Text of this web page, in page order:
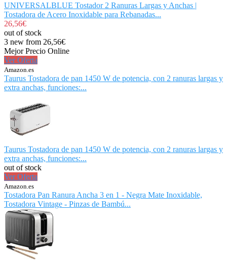
UNIVERSALBLUE Tostador 2 Ranuras Largas y Anchas |
Tostadora de Acero Inoxidable para Rebanadas...
26,56€
out of stock
3 new from 26,56€
Mejor Precio Online
Ver Oferta
Amazon.es
Taurus Tostadora de pan 1450 W de potencia, con 2 ranuras largas y
extra anchas, funciones:...
Taurus Tostadora de pan 1450 W de potencia, con 2 ranuras largas y
extra anchas, funciones:...
out of stock
Ver Oferta
Amazon.es
Tostadora Pan Ranura Ancha 3 en 1 - Negra Mate Inoxidable,
Tostadora Vintage - Pinzas de Bambú...